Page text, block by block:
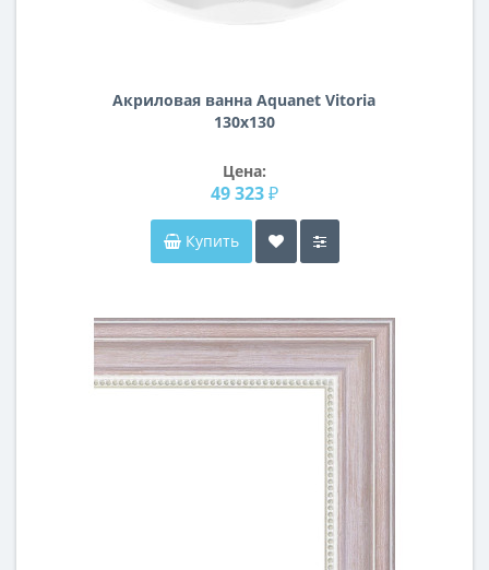
Акриловая ванна Aquanet Vitoria
130x130
Цена:
49 323 ₽
Купить